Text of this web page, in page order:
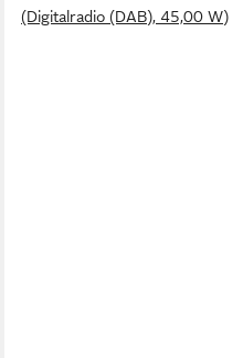
(Digitalradio (DAB), 45,00 W)